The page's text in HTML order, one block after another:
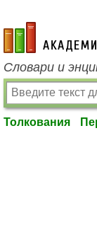
academic.ru
Словари и
Толкования